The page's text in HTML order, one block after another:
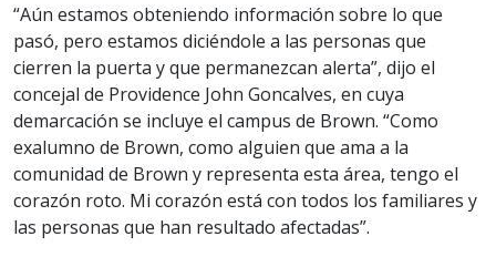
“Aún estamos obteniendo información sobre lo que
pasó, pero estamos diciéndole a las personas que
cierren la puerta y que permanezcan alerta”, dijo el
concejal de Providence John Goncalves, en cuya
demarcación se incluye el campus de Brown. “Como
exalumno de Brown, como alguien que ama a la
comunidad de Brown y representa esta área, tengo el
corazón roto. Mi corazón está con todos los familiares y
las personas que han resultado afectadas”.